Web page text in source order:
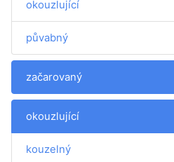
okouzlující
půvabný
začarovaný
okouzlující
kouzelný